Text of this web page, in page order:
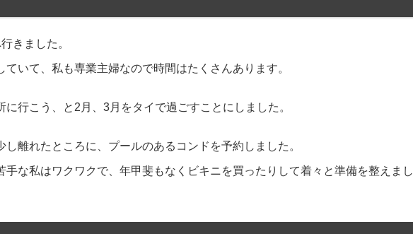
きました。
ていて、私も専業主婦なので時間はたくさんあります。
に行こう、と2月、3月をタイで過ごすことにしました。
し離れたところに、プールのあるコンドを予約しました。
手な私はワクワクで、年甲斐もなくビキニを買ったりして着々と準備を整えまし